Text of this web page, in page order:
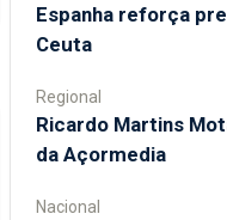
Espanha reforça
Ceuta
Regional
Ricardo Martins
da Açormedia
Nacional